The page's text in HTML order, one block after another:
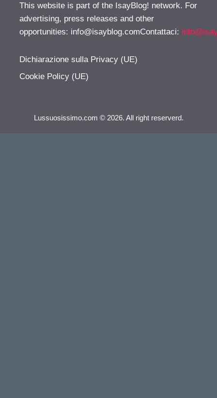
This website is part of the IsayBlog! network. For
advertising, press releases and other
opportunities: info@isayblog.comContattaci:
Dichiarazione sulla Privacy (UE)
Cookie Policy (UE)
Lussuosissimo.com © 2026. All right reserverd.